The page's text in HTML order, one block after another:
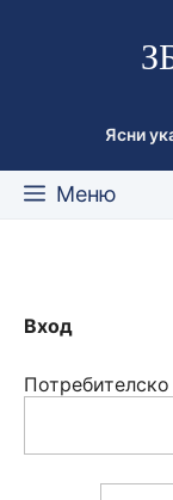
съдържанието
Ясни
Меню
Вход